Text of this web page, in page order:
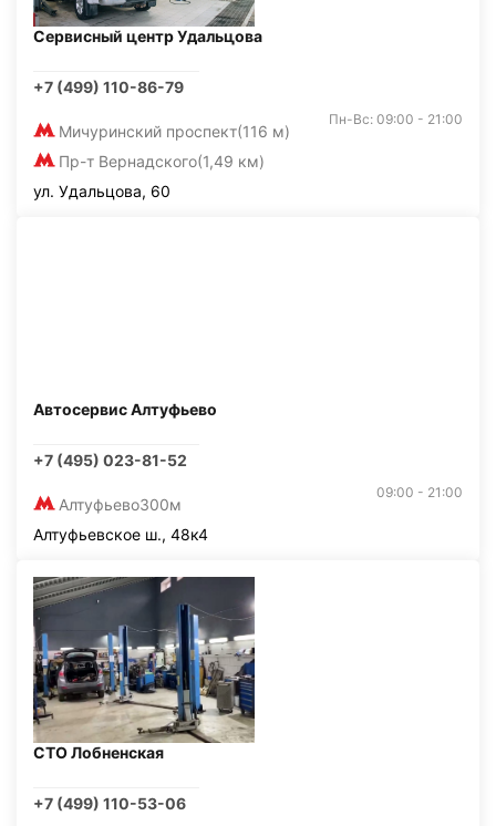
Сервисный центр Удальцова
+7 (499) 110-86-79
Мичуринский проспект(116 м)
Пр-т Вернадского(1,49 км)
Пн-Вс: 09:00 - 21:00
ул. Удальцова, 60
Автосервис Алтуфьево
+7 (495) 023-81-52
Алтуфьево300м
09:00 - 21:00
Алтуфьевское ш., 48к4
СТО Лобненская
+7 (499) 110-53-06